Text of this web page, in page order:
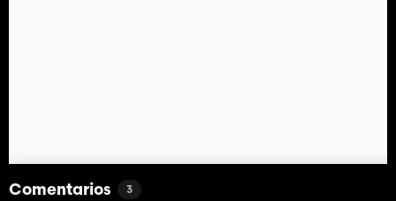
Comentarios 3